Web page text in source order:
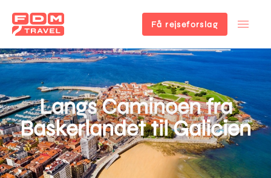
Gå
til
hovedindhold
Få rejseforslag
Langs Caminoen fra
Baskerlandet til Galicien